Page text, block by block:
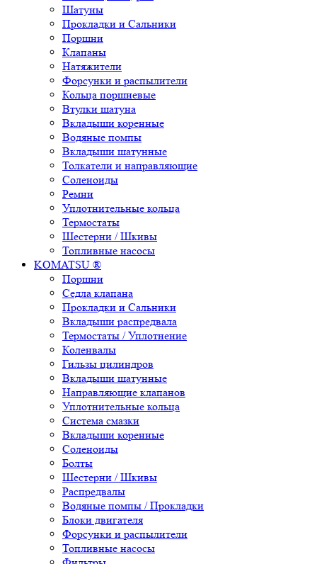
Шатуны
Прокладки и Сальники
Поршни
Клапаны
Натяжители
Форсунки и распылители
Кольца поршневые
Втулки шатуна
Вкладыши коренные
Водяные помпы
Вкладыши шатунные
Толкатели и направляющие
Соленоиды
Ремни
Уплотнительные кольца
Термостаты
Шестерни / Шкивы
Топливные насосы
KOMATSU ®
Поршни
Седла клапана
Прокладки и Сальники
Вкладыши распредвала
Термостаты / Уплотнение
Коленвалы
Гильзы цилиндров
Вкладыши шатунные
Направляющие клапанов
Уплотнительные кольца
Система смазки
Вкладыши коренные
Соленоиды
Болты
Шестерни / Шкивы
Распредвалы
Водяные помпы / Прокладки
Блоки двигателя
Форсунки и распылители
Топливные насосы